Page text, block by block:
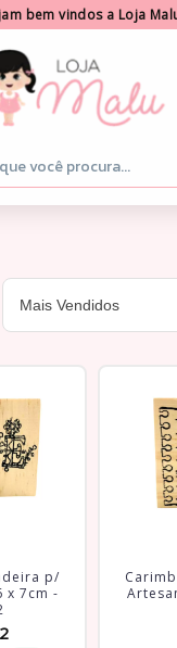
bem vindos a Loja
p/
x 7cm -